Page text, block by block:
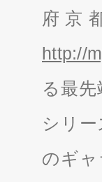
府京
http://
る最
シリ
のギャ